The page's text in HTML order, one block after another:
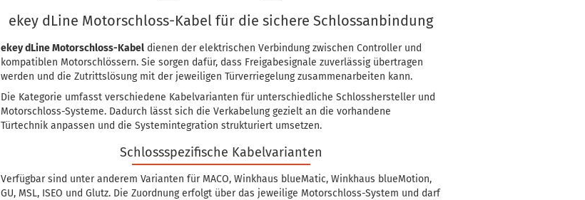
ekey dLine Motorschloss-Kabel für die sichere Schlossanbindung
ekey dLine Motorschloss-Kabel dienen der elektrischen Verbindung zwischen Controller und
kompatiblen Motorschlössern. Sie sorgen dafür, dass Freigabesignale zuverlässig übertragen
werden und die Zutrittslösung mit der jeweiligen Türverriegelung zusammenarbeiten kann.
Die Kategorie umfasst verschiedene Kabelvarianten für unterschiedliche Schlosshersteller und
Motorschloss-Systeme. Dadurch lässt sich die Verkabelung gezielt an die vorhandene
Türtechnik anpassen und die Systemintegration strukturiert umsetzen.
Schlossspezifische Kabelvarianten
Verfügbar sind unter anderem Varianten für MACO, Winkhaus blueMatic, Winkhaus blueMotion,
GU, MSL, ISEO und Glutz. Die Zuordnung erfolgt über das jeweilige Motorschloss-System und darf